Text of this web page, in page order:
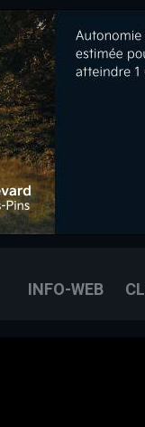
JOINDRE
INFO-WEB